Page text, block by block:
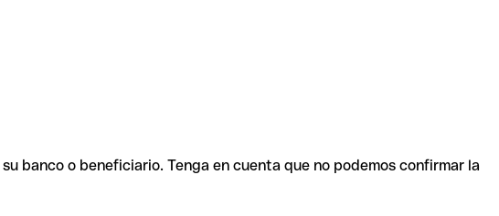
banco o beneficiario. Tenga en cuenta que no podemos confirmar la